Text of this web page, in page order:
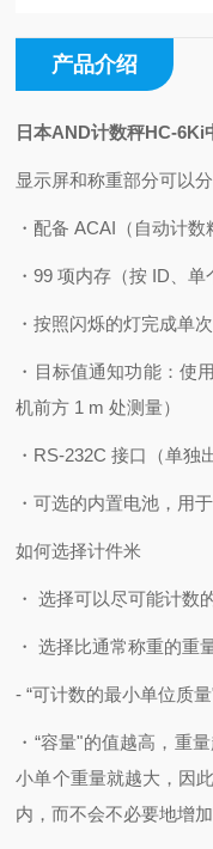
产品介绍
日本AND计数秤HC-6Ki
显示屏和称重部分可以
・配备 ACAI（自动计数
・99 项内存（按 ID、
・按照闪烁的灯完成单次
・目标值通知功能：使
机前方 1 m 处测量）
・RS-232C 接口（单独
・可选的内置电池，用
如何选择计件米
・ 选择可以尽可能计数
・ 选择比通常称重的重
- “可计数的最小单位质
・“容量"的值越高，重量
小单个重量就越大，因
内，而不会不必要地增加